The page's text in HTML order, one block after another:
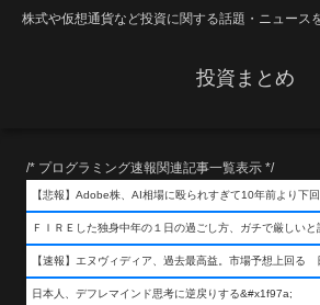
株式や仮想通貨など投資に関する話題・ニュース
投資まとめ
/* プログラミング速報関連記事一覧表示 */
【悲報】Adobe株、AI相場に殴られすぎて10年前より下
ＦＩＲＥした独身中年の１日の過ごし方、ガチで厳しいと
【速報】エヌヴィディア、過去最高益。市場予想上回る
日本人、デフレマインド思考に逆戻りする&#x1f97a;